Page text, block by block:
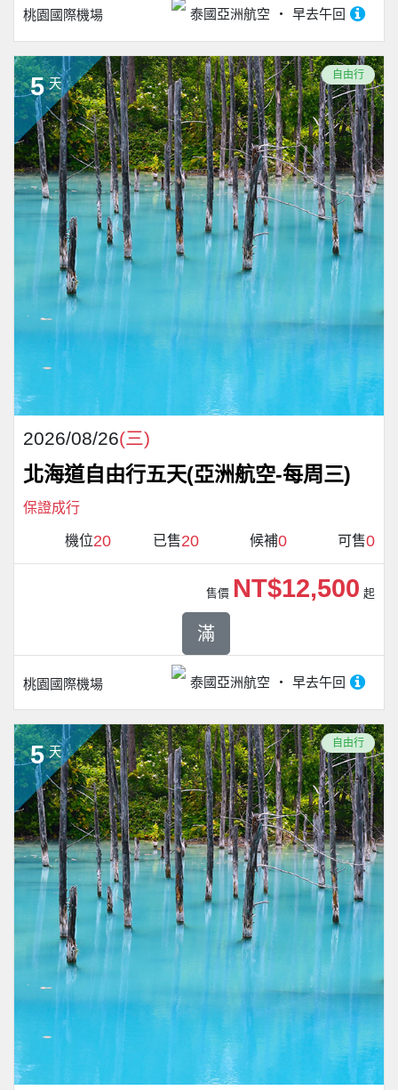
桃園國際機場 泰國亞洲航空 早去午回
5 天
自由行
2026/08/26(三)
北海道自由行五天(亞洲航空-每周三)
保證成行
機位20 已售20 候補0 可售0
桃園國際機場 泰國亞洲航空 早去午回
售價 NT$12,500 起
滿
5 天
自由行